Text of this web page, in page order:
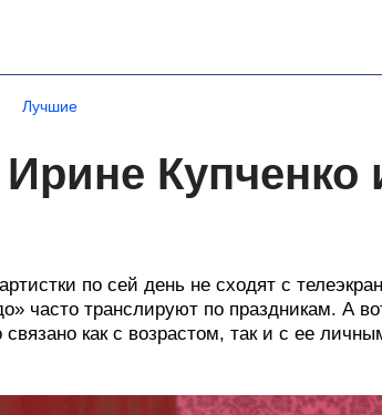
Лучшие
Купченко
по сей день не сходят с
часто транслируют по праздникам. А
связано как с возрастом, так и с ее